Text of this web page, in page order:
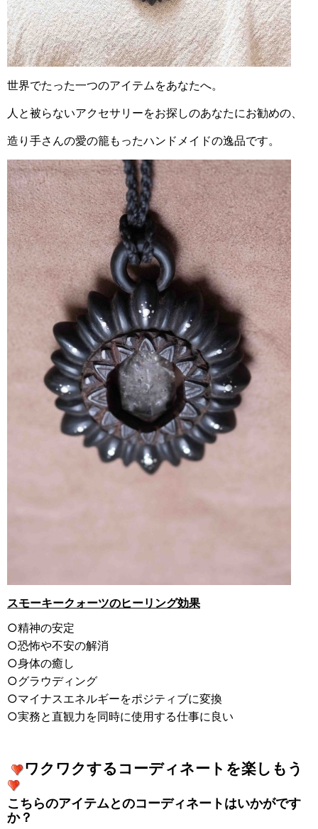
世界でたった一つのアイテムをあなたへ。
人と被らないアクセサリーをお探しのあなたにお勧めの、
造り手さんの愛の籠もったハンドメイドの逸品です。
スモーキークォーツのヒーリング効果
○精神の安定
○恐怖や不安の解消
○身体の癒し
○グラウディング
○マイナスエネルギーをポジティブに変換
○実務と直観力を同時に使用する仕事に良い
ワクワクするコーディネートを楽しもう
こちらのアイテムとのコーディネートはいかがです
か？